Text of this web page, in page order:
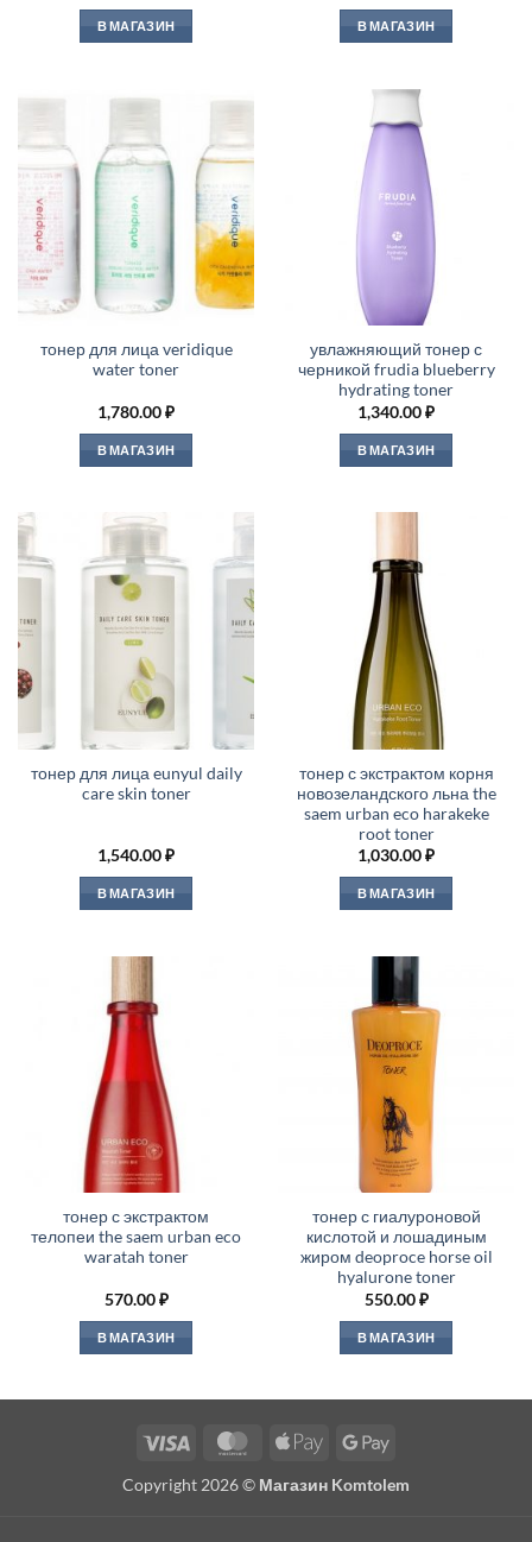
В МАГАЗИН В МАГАЗИН
тонер для лица veridique
water toner
1,780.00₽
В МАГАЗИН
увлажняющий тонер с
черникой frudia blueberry
hydrating toner
1,340.00₽
В МАГАЗИН
тонер для лица eunyul daily
care skin toner
1,540.00₽
В МАГАЗИН
тонер с экстрактом корня
новозеландского льна the
saem urban eco harakeke
root toner
1,030.00₽
В МАГАЗИН
тонер с экстрактом
телопеи the saem urban eco
waratah toner
570.00₽
В МАГАЗИН
тонер с гиалуроновой
кислотой и лошадиным
жиром deoproce horse oil
hyalurone toner
550.00₽
В МАГАЗИН
Visa MasterCardApple
Google
Copyright 2026 © Магазин Komtolem